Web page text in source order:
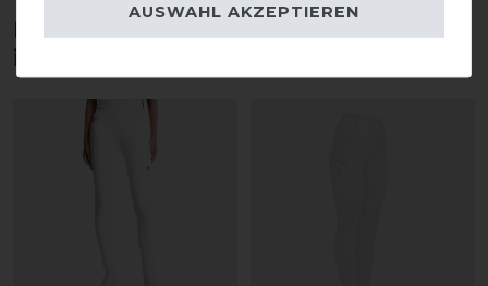
Diese Produkte könnten dich auch
interessieren
AUSWAHL AKZEPTIEREN